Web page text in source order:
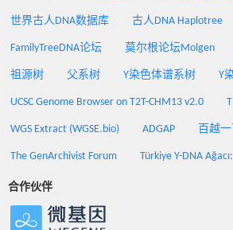
世界古人DNA数据库 古人DNA Haplotree
FamilyTreeDNA论坛 莫尔根论坛Molgen
祖源树 父系树 Y染色体谱系树 Y
UCSC Genome Browser on T2T-CHM13 v2.0
WGS Extract (WGSE.bio) ADGAP 百越
The GenArchivist Forum Türkiye Y-DNA
合作伙伴